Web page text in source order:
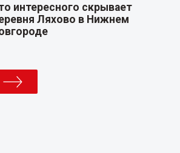
интересного скрывает
Ляхово в Нижнем